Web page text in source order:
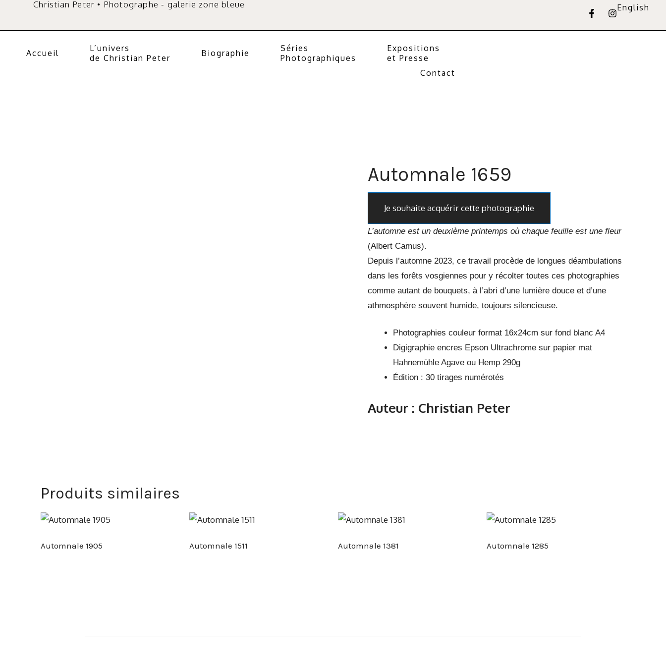
Christian Peter • Photographe - galerie zone bleue English
Accueil
L’univers
de Christian Peter
Biographie
Séries
Photographiques
Expositions
et Presse
Contact
Automnale 1659
Je souhaite acquérir cette photographie
L’automne est un deuxième printemps où chaque feuille est une fleur
(Albert Camus).
Depuis l’automne 2023, ce travail procède de longues déambulations
dans les forêts vosgiennes pour y récolter toutes ces photographies
comme autant de bouquets, à l’abri d’une lumière douce et d’une
athmosphère souvent humide, toujours silencieuse.
Photographies couleur format 16x24cm sur fond blanc A4
Digigraphie encres Epson Ultrachrome sur papier mat
Hahnemühle Agave ou Hemp 290g
Édition : 30 tirages numérotés
Auteur : Christian Peter
Produits similaires
Automnale 1905 Automnale 1511 Automnale 1381 Automnale 1285